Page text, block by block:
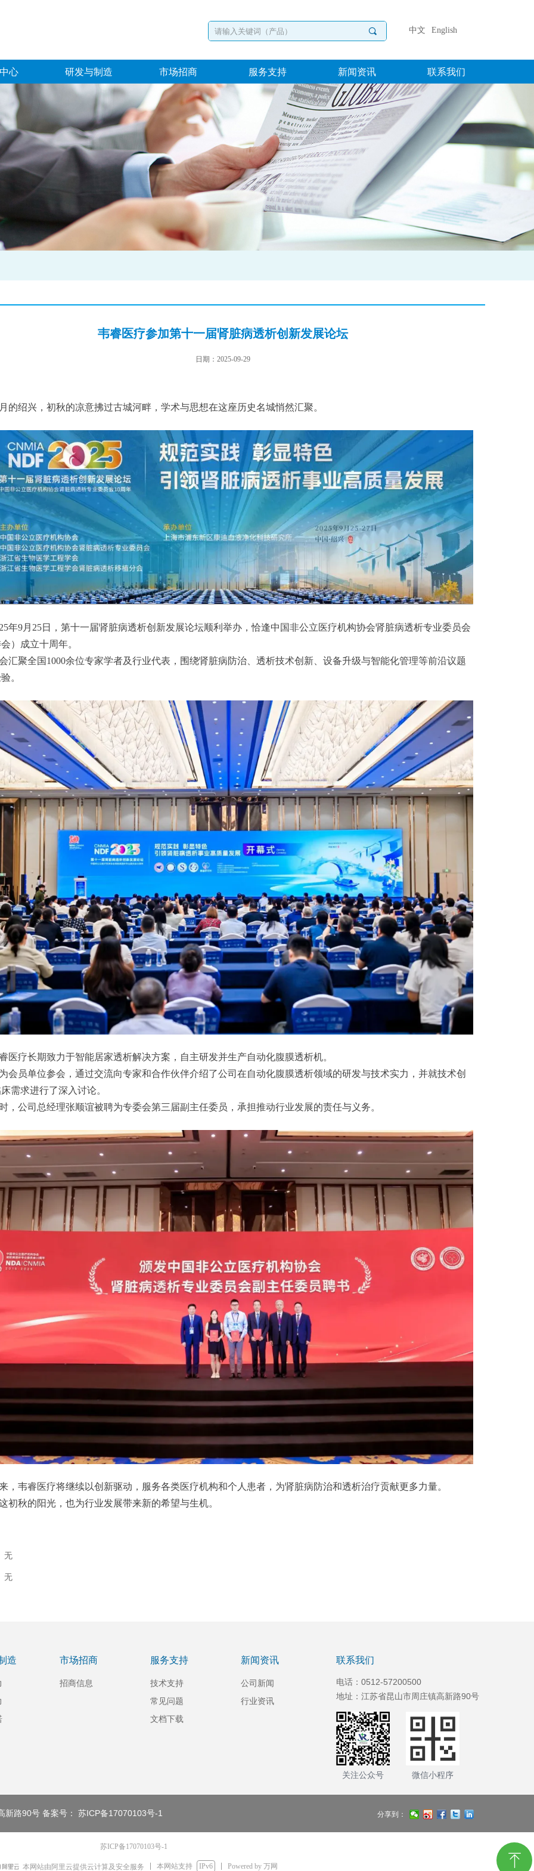
끠
心 研发与制造 市场招商 服务支持 新闻资讯 联系我们
中文 English
韦睿医疗参加第十一届肾脏病透析创新发展论坛
日期： 2025-09-29
无
无
的绍兴，初秋的凉意拂过古城河畔，学术与思想在这座历史名城悄然汇聚。
年9月25日，第十一届肾脏病透析创新发展论坛顺利举办，恰逢中国非公立医疗机构协会肾脏病透析专业委员会
）成立十周年。
汇聚全国1000余位专家学者及行业代表，围绕肾脏病防治、透析技术创新、设备升级与智能化管理等前沿议题
。
医疗长期致力于智能居家透析解决方案，自主研发并生产自动化腹膜透析机。
会员单位参会，通过交流向专家和合作伙伴介绍了公司在自动化腹膜透析领域的研发与技术实力，并就技术创
需求进行了深入讨论。
，公司总经理张顺谊被聘为专委会第三届副主任委员，承担推动行业发展的责任与义务。
，韦睿医疗将继续以创新驱动，服务各类医疗机构和个人患者，为肾脏病防治和透析治疗贡献更多力量。
初秋的阳光，也为行业发展带来新的希望与生机。
造 服务支持
技术支持
常见问题
文档下载
新闻资讯
公司新闻
行业资讯
市场招商
招商信息
联系我们
电话：0512-57200500
地址：江苏省昆山市周庄镇高新路90号
关注公众号 微信小程序
新路90号 备案号： 苏ICP备17070103号-1 分享到：
苏ICP备17070103号-1
本网站由阿里云提供云计算及安全服务 本网站支持 IPv6 Powered by 万网 ꁸ